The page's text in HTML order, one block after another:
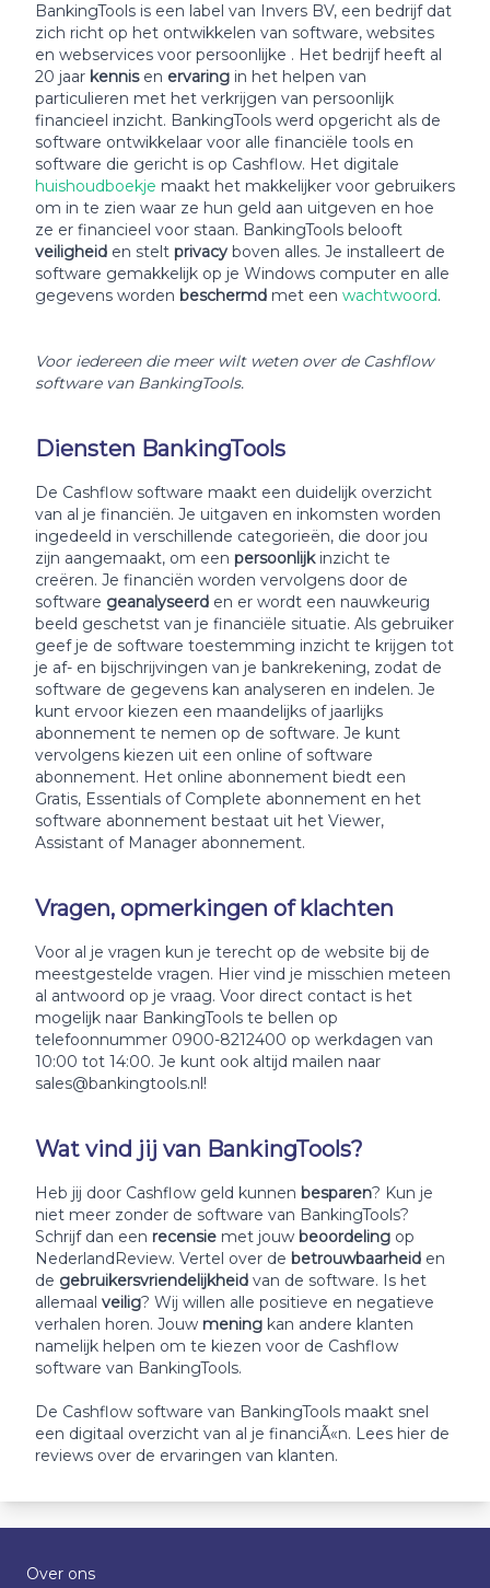
BankingTools is een label van Invers BV, een bedrijf dat
zich richt op het ontwikkelen van software, websites
en webservices voor persoonlijke . Het bedrijf heeft al
20 jaar kennis en ervaring in het helpen van
particulieren met het verkrijgen van persoonlijk
financieel inzicht. BankingTools werd opgericht als de
software ontwikkelaar voor alle financiële tools en
software die gericht is op Cashflow. Het digitale
huishoudboekje maakt het makkelijker voor gebruikers
om in te zien waar ze hun geld aan uitgeven en hoe
ze er financieel voor staan. BankingTools belooft
veiligheid en stelt privacy boven alles. Je installeert de
software gemakkelijk op je Windows computer en alle
gegevens worden beschermd met een wachtwoord.
Voor iedereen die meer wilt weten over de Cashflow
software van BankingTools.
Diensten BankingTools
De Cashflow software maakt een duidelijk overzicht
van al je financiën. Je uitgaven en inkomsten worden
ingedeeld in verschillende categorieën, die door jou
zijn aangemaakt, om een persoonlijk inzicht te
creëren. Je financiën worden vervolgens door de
software geanalyseerd en er wordt een nauwkeurig
beeld geschetst van je financiële situatie. Als gebruiker
geef je de software toestemming inzicht te krijgen tot
je af- en bijschrijvingen van je bankrekening, zodat de
software de gegevens kan analyseren en indelen. Je
kunt ervoor kiezen een maandelijks of jaarlijks
abonnement te nemen op de software. Je kunt
vervolgens kiezen uit een online of software
abonnement. Het online abonnement biedt een
Gratis, Essentials of Complete abonnement en het
software abonnement bestaat uit het Viewer,
Assistant of Manager abonnement.
Vragen, opmerkingen of klachten
Voor al je vragen kun je terecht op de website bij de
meestgestelde vragen. Hier vind je misschien meteen
al antwoord op je vraag. Voor direct contact is het
mogelijk naar BankingTools te bellen op
telefoonnummer 0900-8212400 op werkdagen van
10:00 tot 14:00. Je kunt ook altijd mailen naar
sales@bankingtools.nl!
Wat vind jij van BankingTools?
Heb jij door Cashflow geld kunnen besparen? Kun je
niet meer zonder de software van BankingTools?
Schrijf dan een recensie met jouw beoordeling op
NederlandReview. Vertel over de betrouwbaarheid en
de gebruikersvriendelijkheid van de software. Is het
allemaal veilig? Wij willen alle positieve en negatieve
verhalen horen. Jouw mening kan andere klanten
namelijk helpen om te kiezen voor de Cashflow
software van BankingTools.
De Cashflow software van BankingTools maakt snel
een digitaal overzicht van al je financiÃ«n. Lees hier de
reviews over de ervaringen van klanten.
Over ons